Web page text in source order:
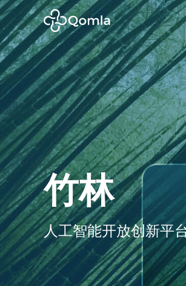
竹林
人工智能开放创新平